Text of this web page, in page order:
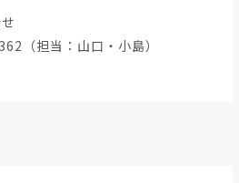
せ
（担当：山口・小島）